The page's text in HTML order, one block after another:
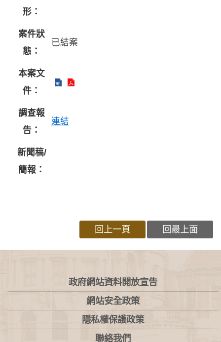
形：
案件狀
態：
已結案
本案文
件：
調查報
告：
連結
新聞稿/
簡報：
回上一頁 回最上面
:::
政府網站資料開放宣告
網站安全政策
隱私權保護政策
聯絡我們